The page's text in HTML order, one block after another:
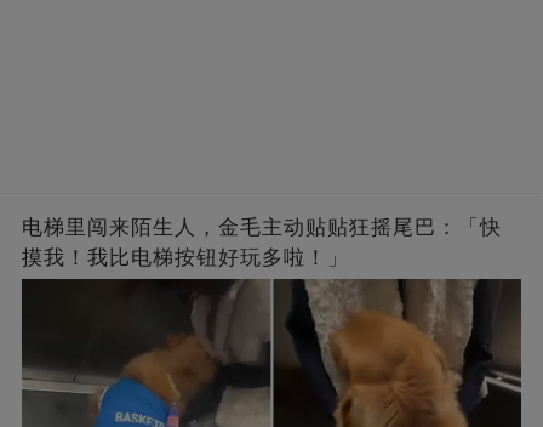
电梯里闯来陌生人，金毛主动贴贴狂摇尾巴：「快
摸我！我比电梯按钮好玩多啦！」